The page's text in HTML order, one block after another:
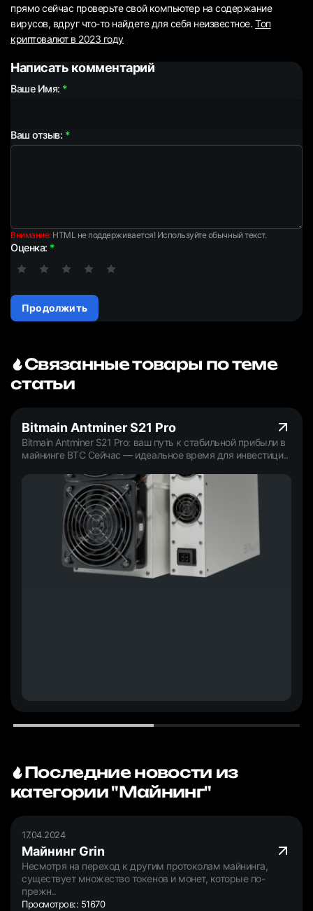
прямо сейчас проверьте свой компьютер на содержание
вирусов, вдруг что-то найдете для себя неизвестное.Топ
криптовалют в 2023 году
Написать комментарий
Ваше Имя:
Ваш отзыв:
Внимание:HTML не поддерживается! Используйте обычный текст.
Оценка:
Продолжить
Связанные товары по теме
статьи
Bitmain Antminer S21 Pro
Bitmain Antminer S21 Pro: ваш путь к стабильной прибыли в
майнинге BTC Сейчас — идеальное время для инвестици..
Последние новости из
категории "Майнинг"
17.04.2024
Майнинг Grin
Несмотря на переход к другим протоколам майнинга,
существует множество токенов и монет, которые по-
прежн..
Просмотров:: 51670